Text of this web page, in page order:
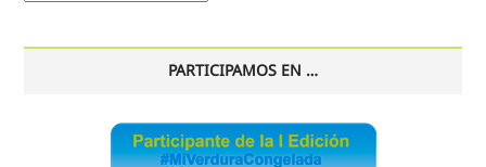
PARTICIPAMOS EN …